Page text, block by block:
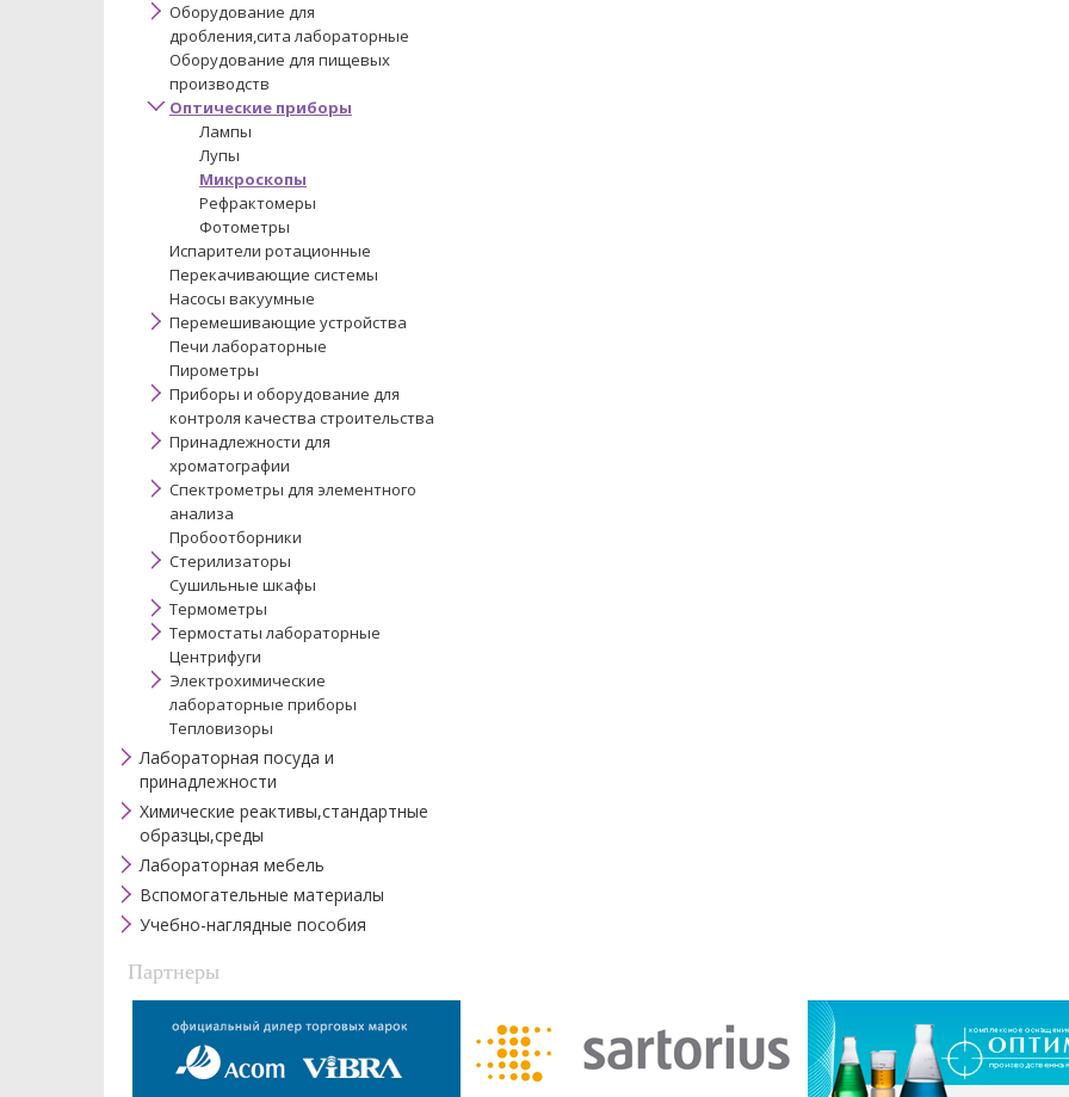
Оборудование для
дробления,сита лабораторные
Оборудование для пищевых
производств
Оптические приборы
Лампы
Лупы
Микроскопы
Рефрактомеры
Фотометры
Испарители ротационные
Перекачивающие системы
Насосы вакуумные
Перемешивающие устройства
Печи лабораторные
Пирометры
Приборы и оборудование для
контроля качества строительства
Принадлежности для
хроматографии
Спектрометры для элементного
анализа
Пробоотборники
Стерилизаторы
Сушильные шкафы
Термометры
Термостаты лабораторные
Центрифуги
Электрохимические
лабораторные приборы
Тепловизоры
Лабораторная посуда и
принадлежности
Химические реактивы,стандартные
образцы,среды
Лабораторная мебель
Вспомогательные материалы
Учебно-наглядные пособия
Партнеры